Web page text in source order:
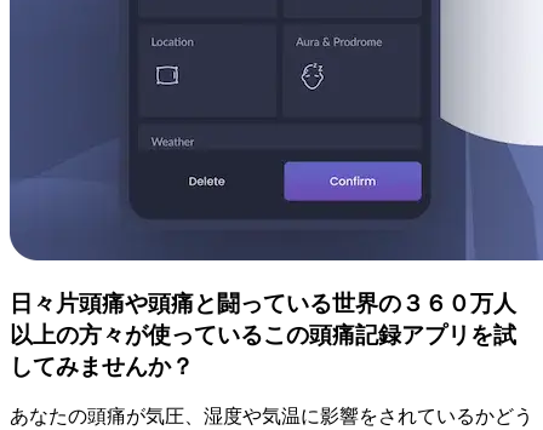
日々片頭痛や頭痛と闘っている世界の３６０万人
以上の方々が使っているこの頭痛記録アプリを試
してみませんか？
あなたの頭痛が気圧、湿度や気温に影響をされているかどう